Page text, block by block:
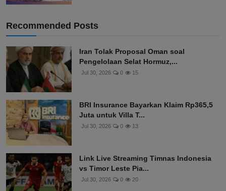
Recommended Posts
Iran Tolak Proposal Oman soal
Pengelolaan Selat Hormuz,...
Jul 30, 2026 0 15
BRI Insurance Bayarkan Klaim Rp365,5
Juta untuk Villa T...
Jul 30, 2026 0 13
Link Live Streaming Timnas Indonesia
vs Timor Leste Pia...
Jul 30, 2026 0 20